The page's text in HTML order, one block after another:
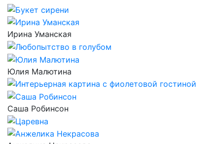
Ирина Уманская
Юлия Малютина
Саша Робинсон